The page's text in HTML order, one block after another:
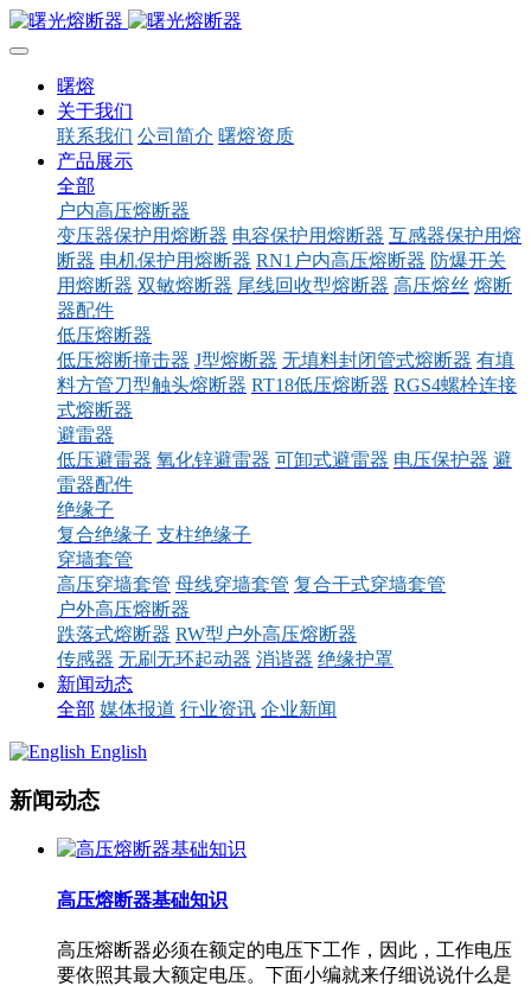
曙熔
关于我们
联系我们 公司简介 曙熔资质
产品展示
全部
户内高压熔断器
变压器保护用熔断器 电容保护用熔断器 互感器保护用熔
断器 电机保护用熔断器 RN1户内高压熔断器 防爆开关
用熔断器 双敏熔断器 尾线回收型熔断器 高压熔丝 熔断
器配件
低压熔断器
低压熔断撞击器 J型熔断器 无填料封闭管式熔断器 有填
料方管刀型触头熔断器 RT18低压熔断器 RGS4螺栓连接
式熔断器
避雷器
低压避雷器 氧化锌避雷器 可卸式避雷器 电压保护器 避
雷器配件
绝缘子
复合绝缘子 支柱绝缘子
穿墙套管
高压穿墙套管 母线穿墙套管 复合干式穿墙套管
户外高压熔断器
跌落式熔断器 RW型户外高压熔断器
传感器 无刷无环起动器 消谐器 绝缘护罩
新闻动态
全部 媒体报道 行业资讯 企业新闻
English
新闻动态
高压熔断器基础知识
高压熔断器必须在额定的电压下工作，因此，工作电压
要依照其最大额定电压。下面小编就来仔细说说什么是